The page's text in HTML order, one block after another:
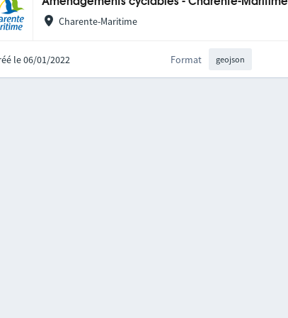
Charente-Maritime
le 06/01/2022 Format geojson